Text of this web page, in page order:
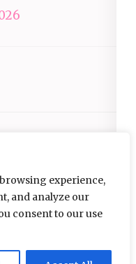
experience,
and analyze our
consent to our use
.
Elegant Pink